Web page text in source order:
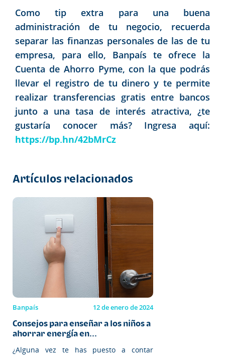
Como tip extra para una buena
administración de tu negocio, recuerda
separar las finanzas personales de las de tu
empresa, para ello, Banpaís te ofrece la
Cuenta de Ahorro Pyme, con la que podrás
llevar el registro de tu dinero y te permite
realizar transferencias gratis entre bancos
junto a una tasa de interés atractiva, ¿te
gustaría conocer más? Ingresa aquí:
https://bp.hn/42bMrCz
Artículos relacionados
Banpaís 12 de enero de 2024
Consejos para enseñar a los niños a
ahorrar energía en...
¿Alguna vez te has puesto a contar